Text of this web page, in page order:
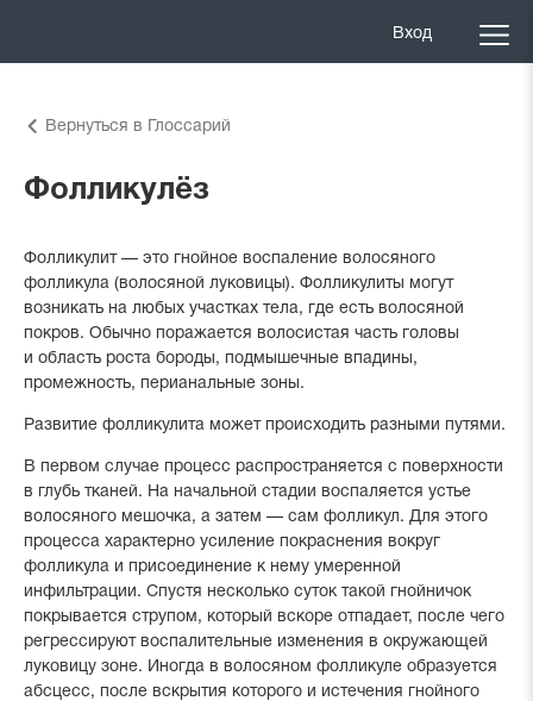
Вход
Вернуться в Глоссарий
Фолликулёз
Фолликулит — это гнойное воспаление волосяного
фолликула (волосяной луковицы). Фолликулиты могут
возникать на любых участках тела, где есть волосяной
покров. Обычно поражается волосистая часть головы
и область роста бороды, подмышечные впадины,
промежность, перианальные зоны.
Развитие фолликулита может происходить разными путями.
В первом случае процесс распространяется с поверхности
в глубь тканей. На начальной стадии воспаляется устье
волосяного мешочка, а затем — сам фолликул. Для этого
процесса характерно усиление покраснения вокруг
фолликула и присоединение к нему умеренной
инфильтрации. Спустя несколько суток такой гнойничок
покрывается струпом, который вскоре отпадает, после чего
регрессируют воспалительные изменения в окружающей
луковицу зоне. Иногда в волосяном фолликуле образуется
абсцесс, после вскрытия которого и истечения гнойного